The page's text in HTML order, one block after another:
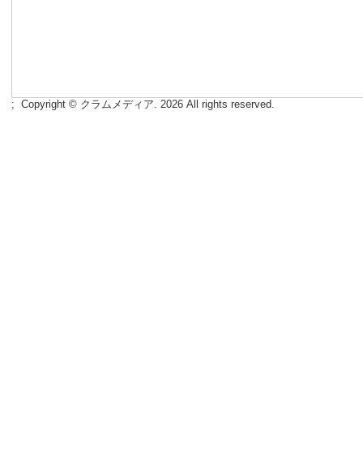
; Copyright © クラムメディア. 2026 All rights reserved.